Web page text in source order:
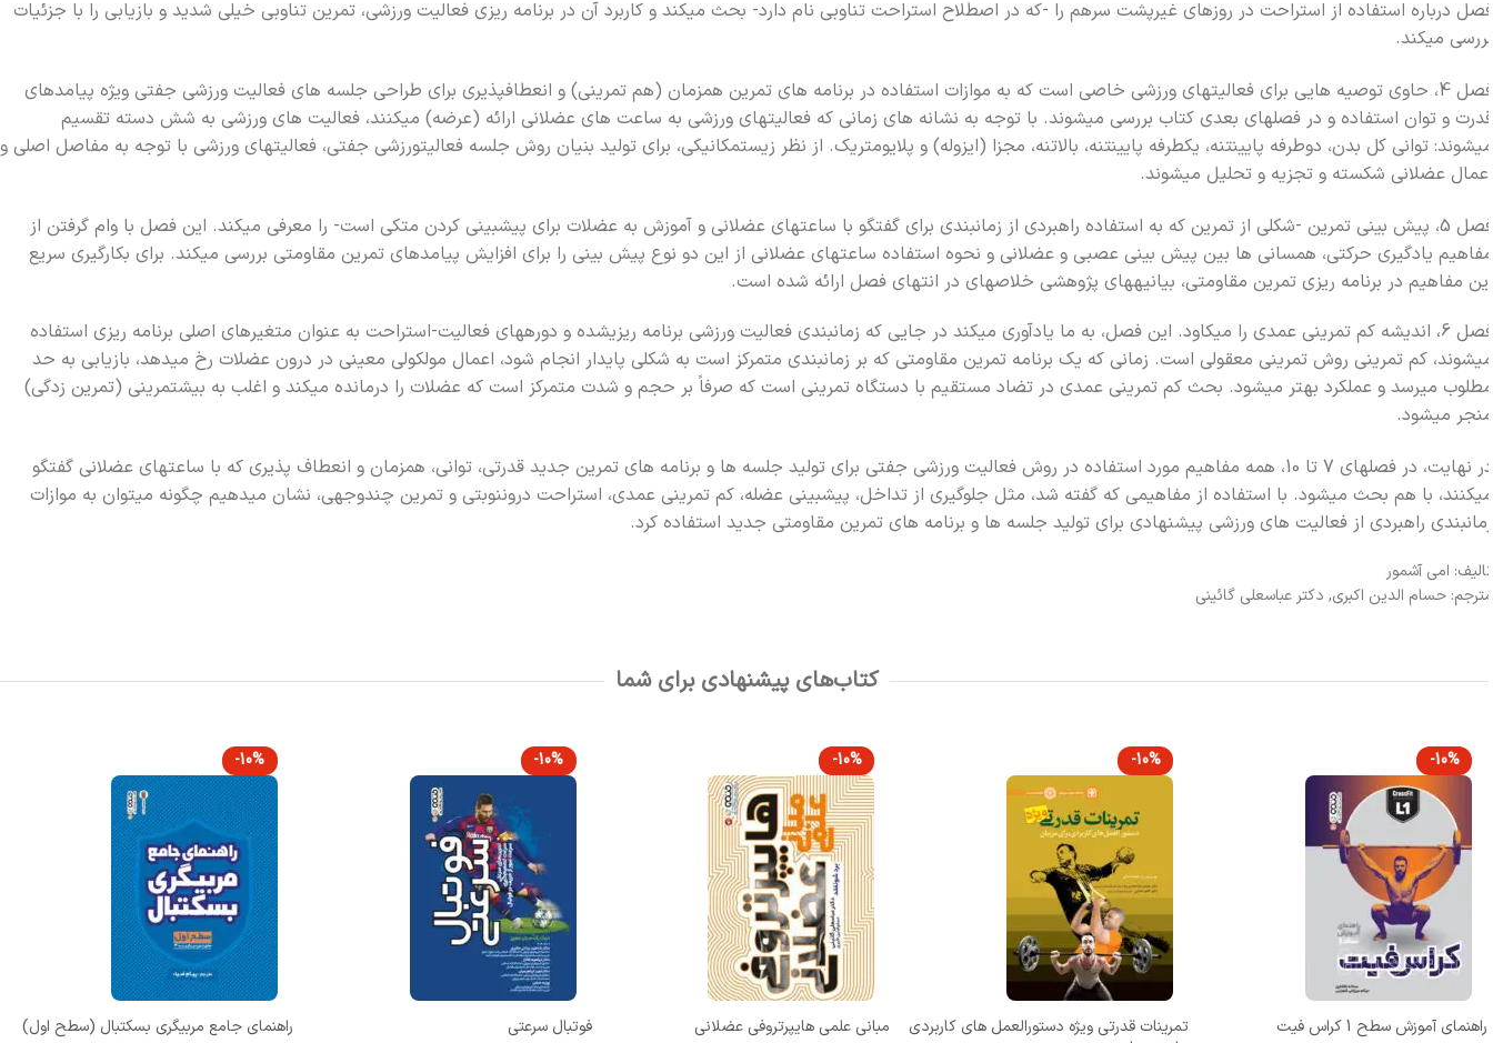
درباره استفاده از استراحت در روزهاي غيرپشت سرهم را -که در اصطلاح استراحت تناوبي نام دارد- بحث ميکند و کاربرد آن در برنامه ريزي فعاليت ورزشي، تمرين تناوبي خيلي شديد و بازيابي را با جزئيات
ميکند.
فصل 4، حاوي توصيه هايي براي فعاليتهاي ورزشي خاصي است که به موازات استفاده در برنامه هاي تمرين همزمان (هم تمريني) و انعطافپذيري براي طراحي جلسه هاي فعاليت ورزشي جفتي ويژه پيامدهاي
و توان استفاده و در فصلهاي بعدي کتاب بررسي ميشوند. با توجه به نشانه هاي زماني که فعاليتهاي ورزشي به ساعت هاي عضلاني ارائه (عرضه) ميکنند، فعاليت هاي ورزشي به شش دسته تقسيم
تواني کل بدن، دوطرفه پايينتنه، يکطرفه پايينتنه، بالاتنه، مجزا (ايزوله) و پلايومتريک. از نظر زيستمکانيکي، براي توليد بنيان روش جلسه فعاليتورزشي جفتي، فعاليتهاي ورزشي با توجه به مفاصل اصلي و
عضلاني شکسته و تجزيه و تحليل ميشوند.
فصل 5، پيش بيني تمرين -شکلي از تمرين که به استفاده راهبردي از زمانبندي براي گفتگو با ساعتهاي عضلاني و آموزش به عضلات براي پيشبيني کردن متکي است- را معرفي ميکند. اين فصل با وام گرفتن از
يادگيري حرکتي، همساني ها بين پيش بيني عصبي و عضلاني و نحوه استفاده ساعتهاي عضلاني از اين دو نوع پيش بيني را براي افزايش پيامدهاي تمرين مقاومتي بررسي ميکند. براي بکارگيري سريع
مفاهيم در برنامه ريزي تمرين مقاومتي، بيانيههاي پژوهشي خلاصهاي در انتهاي فصل ارائه شده است.
فصل 6، انديشه کم تمريني عمدي را ميکاود. اين فصل، به ما يادآوري ميکند در جايي که زمانبندي فعاليت ورزشي برنامه ريزيشده و دورههاي فعاليت-استراحت به عنوان متغيرهاي اصلي برنامه ريزي استفاده
کم تمريني روش تمريني معقولي است. زماني که يک برنامه تمرين مقاومتي که بر زمانبندي متمرکز است به شکلي پايدار انجام شود، اعمال مولکولي معيني در درون عضلات رخ ميدهد، بازيابي به حد
ميرسد و عملکرد بهتر ميشود. بحث کم تمريني عمدي در تضاد مستقيم با دستگاه تمريني است که صرفاً بر حجم و شدت متمرکز است که عضلات را درمانده ميکند و اغلب به بيشتمريني (تمرين زدگي)
ميشود.
در نهايت، در فصلهاي 7 تا 10، همه مفاهيم مورد استفاده در روش فعاليت ورزشي جفتي براي توليد جلسه ها و برنامه هاي تمرين جديد قدرتي، تواني، همزمان و انعطاف پذيري که با ساعتهاي عضلاني گفتگو
با هم بحث ميشود. با استفاده از مفاهيمي که گفته شد، مثل جلوگيري از تداخل، پيشبيني عضله، کم تمريني عمدي، استراحت دروننوبتي و تمرين چندوجهي، نشان ميدهيم چگونه ميتوان به موازات
راهبردي از فعاليت هاي ورزشي پيشنهادي براي توليد جلسه ها و برنامه هاي تمرين مقاومتي جديد استفاده کرد.
امی آشمور
حسام الدین اکبری, دکتر عباسعلی گائینی
کتاب‌های پیشنهادی برای شما
-10%
تمرینات قدرتی ویژه دستورالعمل های کاربردی
-10%
مبانی علمی هایپرتروفی عضلانی
-10%
فوتبال سرعتی
-10%
راهنمای جامع مربیگری بسکتبال (سطح اول)
-10%
تئوری و روش شناسی تمرین (حامدی نیا)